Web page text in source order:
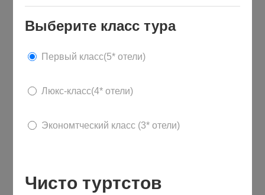
Выберите класс тура
Первый класс(5* отели)
Люкс-класс(4* отели)
Экономтческий класс (3* отели)
Чисто туртстов